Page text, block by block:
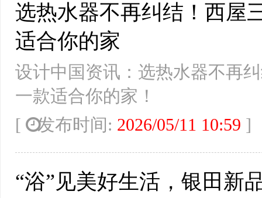
选热水器不再纠结！西屋
适合你的家
设计中国资讯：选热水器不再
一款适合你的家！
[
发布时间: 2026/05/11 10:59
“浴”见美好生活，银田